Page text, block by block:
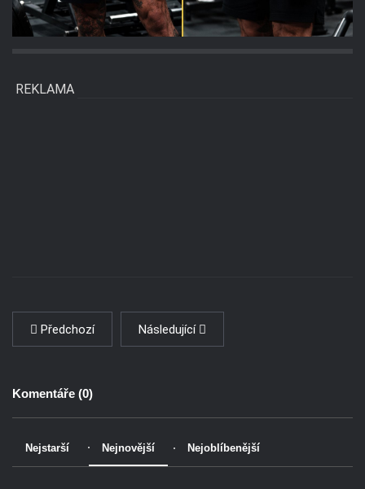
REKLAMA
Předchozí Následující
Komentáře (0)
Nejstarší Nejnovější Nejoblíbenější